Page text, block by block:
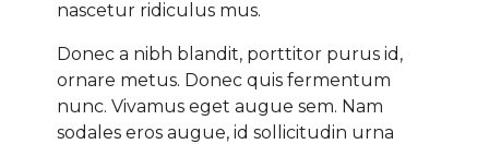
nascetur ridiculus mus.
Donec a nibh blandit, porttitor purus id,
ornare metus. Donec quis fermentum
nunc. Vivamus eget augue sem. Nam
sodales eros augue, id sollicitudin urna